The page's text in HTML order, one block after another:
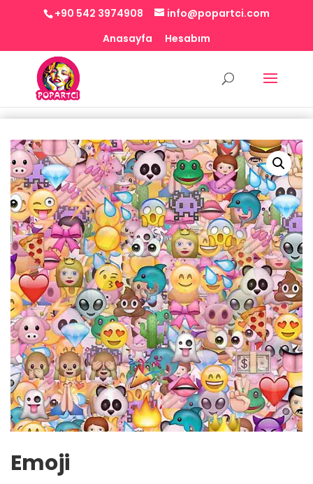
+90 542 3974908
info@popartci.com
Anasayfa
Hesabım
Emoji